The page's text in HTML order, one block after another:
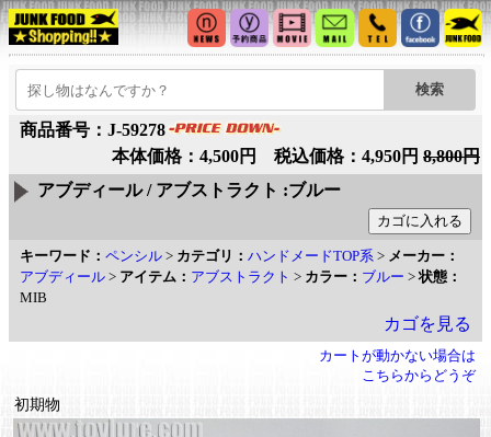
商品番号：J-59278
本体価格：4,500円 税込価格：4,950円 8,800円
アブディール / アブストラクト :ブルー
キーワード： ペンシル > カテゴリ： ハンドメードTOP系 > メーカー：
アブディール > アイテム： アブストラクト > カラー： ブルー >状態：
MIB
カゴを見る
カートが動かない場合は
こちらからどうぞ
初期物